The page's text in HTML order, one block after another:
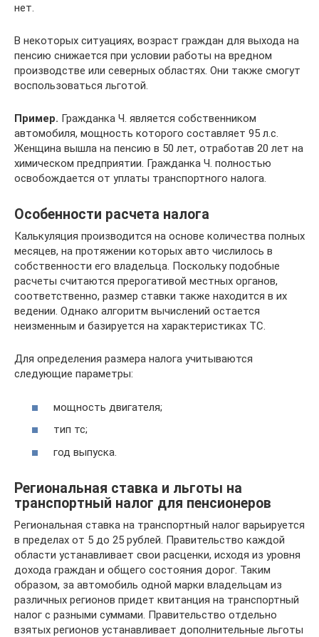
нет.
В некоторых ситуациях, возраст граждан для выхода на
пенсию снижается при условии работы на вредном
производстве или северных областях. Они также смогут
воспользоваться льготой.
Пример. Гражданка Ч. является собственником
автомобиля, мощность которого составляет 95 л.с.
Женщина вышла на пенсию в 50 лет, отработав 20 лет на
химическом предприятии. Гражданка Ч. полностью
освобождается от уплаты транспортного налога.
Особенности расчета налога
Калькуляция производится на основе количества полных
месяцев, на протяжении которых авто числилось в
собственности его владельца. Поскольку подобные
расчеты считаются прерогативой местных органов,
соответственно, размер ставки также находится в их
ведении. Однако алгоритм вычислений остается
неизменным и базируется на характеристиках ТС.
Для определения размера налога учитываются
следующие параметры:
мощность двигателя;
тип тс;
год выпуска.
Региональная ставка и льготы на
транспортный налог для пенсионеров
Региональная ставка на транспортный налог варьируется
в пределах от 5 до 25 рублей. Правительство каждой
области устанавливает свои расценки, исходя из уровня
дохода граждан и общего состояния дорог. Таким
образом, за автомобиль одной марки владельцам из
различных регионов придет квитанция на транспортный
налог с разными суммами. Правительство отдельно
взятых регионов устанавливает дополнительные льготы